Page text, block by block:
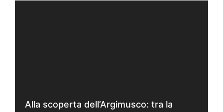
Alla scoperta dell’Argimusco: tra la